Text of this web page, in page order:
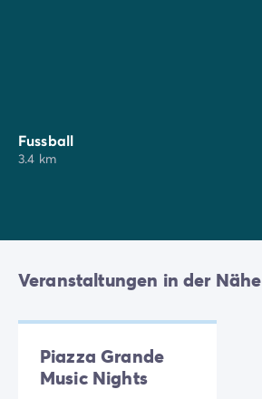
Fussball
3.4 km
Veranstaltungen in der Nähe
Piazza Grande
Music Nights